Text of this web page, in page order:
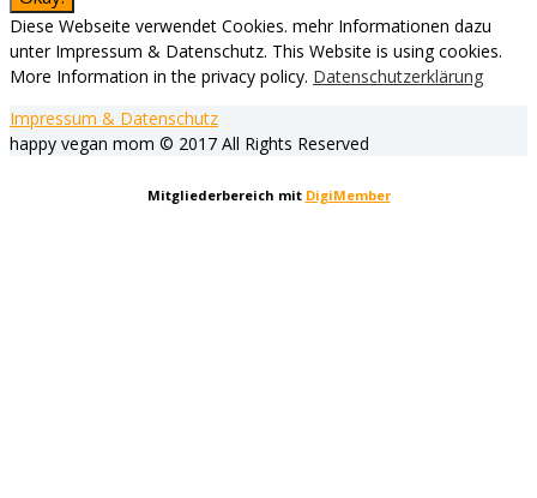
Diese Webseite verwendet Cookies. mehr Informationen dazu
unter Impressum & Datenschutz. This Website is using cookies.
More Information in the privacy policy. Datenschutzerklärung
Impressum & Datenschutz
happy vegan mom © 2017 All Rights Reserved
Mitgliederbereich mit DigiMember